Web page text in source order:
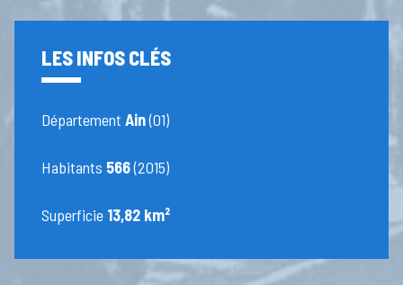
LES INFOS CLÉS
DépartementAin(01)
Habitants 566(2015)
Superficie 13,82 km²